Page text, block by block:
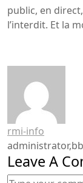
public, en
l’interdit. Et la
rmi-info
Leave A